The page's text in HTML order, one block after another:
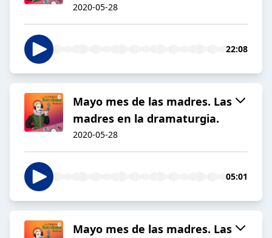
2020-05-28
22:08
Mayo mes de las madres. Las
madres en la dramaturgia.
2020-05-28
05:01
Mayo mes de las madres. Las